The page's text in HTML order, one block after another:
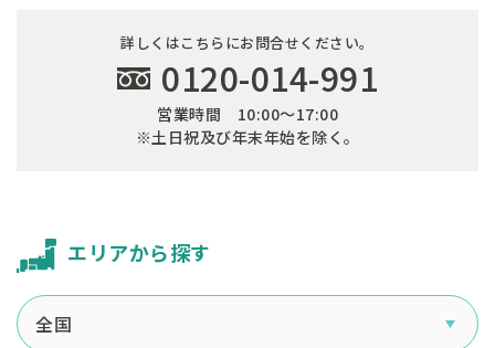
詳しくはこちらにお問合せください。
0120-014-991
営業時間 10:00～17:00
※土日祝及び年末年始を除く。
エリアから探す